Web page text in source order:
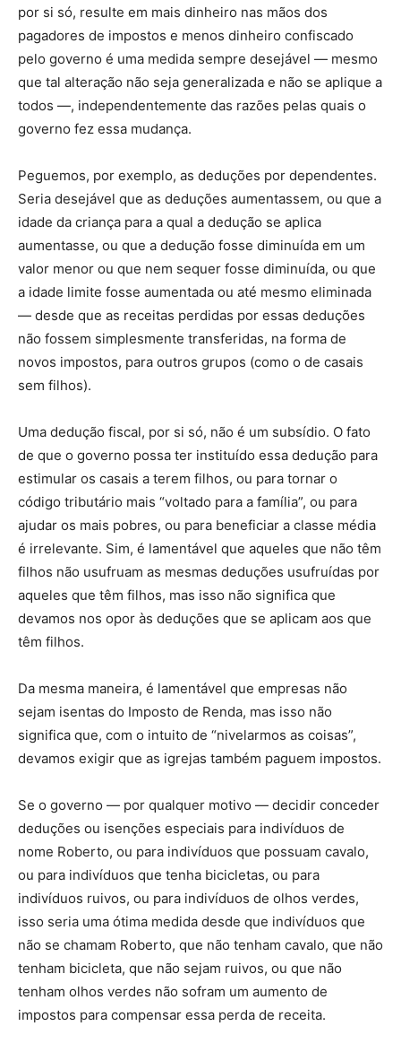
por si só, resulte em mais dinheiro nas mãos dos
pagadores de impostos e menos dinheiro confiscado
pelo governo é uma medida sempre desejável — mesmo
que tal alteração não seja generalizada e não se aplique a
todos —, independentemente das razões pelas quais o
governo fez essa mudança.
Peguemos, por exemplo, as deduções por dependentes.
Seria desejável que as deduções aumentassem, ou que a
idade da criança para a qual a dedução se aplica
aumentasse, ou que a dedução fosse diminuída em um
valor menor ou que nem sequer fosse diminuída, ou que
a idade limite fosse aumentada ou até mesmo eliminada
— desde que as receitas perdidas por essas deduções
não fossem simplesmente transferidas, na forma de
novos impostos, para outros grupos (como o de casais
sem filhos).
Uma dedução fiscal, por si só, não é um subsídio. O fato
de que o governo possa ter instituído essa dedução para
estimular os casais a terem filhos, ou para tornar o
código tributário mais “voltado para a família”, ou para
ajudar os mais pobres, ou para beneficiar a classe média
é irrelevante. Sim, é lamentável que aqueles que não têm
filhos não usufruam as mesmas deduções usufruídas por
aqueles que têm filhos, mas isso não significa que
devamos nos opor às deduções que se aplicam aos que
têm filhos.
Da mesma maneira, é lamentável que empresas não
sejam isentas do Imposto de Renda, mas isso não
significa que, com o intuito de “nivelarmos as coisas”,
devamos exigir que as igrejas também paguem impostos.
Se o governo — por qualquer motivo — decidir conceder
deduções ou isenções especiais para indivíduos de
nome Roberto, ou para indivíduos que possuam cavalo,
ou para indivíduos que tenha bicicletas, ou para
indivíduos ruivos, ou para indivíduos de olhos verdes,
isso seria uma ótima medida desde que indivíduos que
não se chamam Roberto, que não tenham cavalo, que não
tenham bicicleta, que não sejam ruivos, ou que não
tenham olhos verdes não sofram um aumento de
impostos para compensar essa perda de receita.